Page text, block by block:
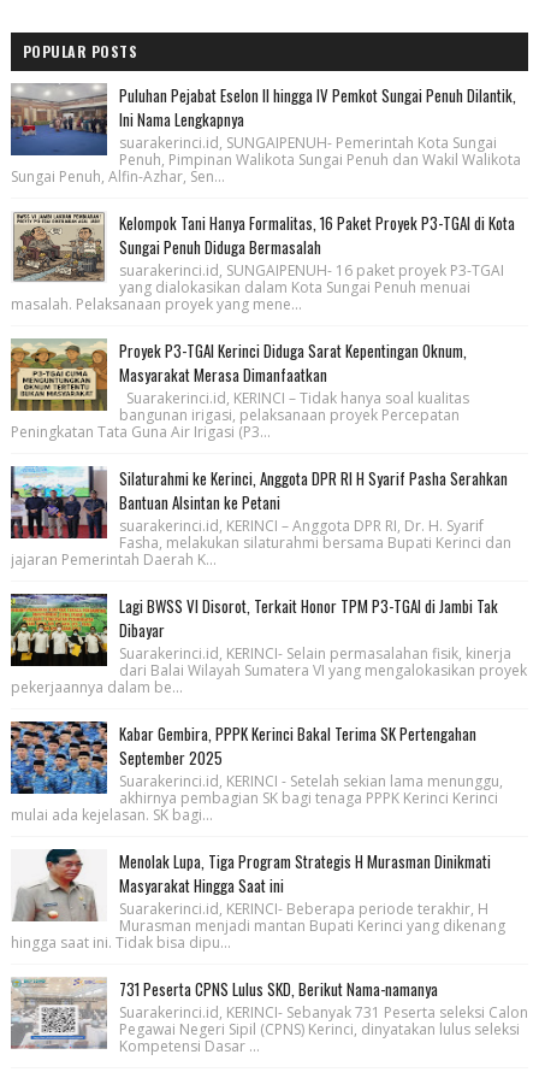
POPULAR POSTS
Puluhan Pejabat Eselon II hingga IV Pemkot Sungai Penuh Dilantik,
Ini Nama Lengkapnya
suarakerinci.id, SUNGAIPENUH- Pemerintah Kota Sungai
Penuh, Pimpinan Walikota Sungai Penuh dan Wakil Walikota
Sungai Penuh, Alfin-Azhar, Sen...
Kelompok Tani Hanya Formalitas, 16 Paket Proyek P3-TGAI di Kota
Sungai Penuh Diduga Bermasalah
suarakerinci.id, SUNGAIPENUH- 16 paket proyek P3-TGAI
yang dialokasikan dalam Kota Sungai Penuh menuai
masalah. Pelaksanaan proyek yang mene...
Proyek P3-TGAI Kerinci Diduga Sarat Kepentingan Oknum,
Masyarakat Merasa Dimanfaatkan
Suarakerinci.id, KERINCI – Tidak hanya soal kualitas
bangunan irigasi, pelaksanaan proyek Percepatan
Peningkatan Tata Guna Air Irigasi (P3...
Silaturahmi ke Kerinci, Anggota DPR RI H Syarif Pasha Serahkan
Bantuan Alsintan ke Petani
suarakerinci.id, KERINCI – Anggota DPR RI, Dr. H. Syarif
Fasha, melakukan silaturahmi bersama Bupati Kerinci dan
jajaran Pemerintah Daerah K...
Lagi BWSS VI Disorot, Terkait Honor TPM P3-TGAI di Jambi Tak
Dibayar
Suarakerinci.id, KERINCI- Selain permasalahan fisik, kinerja
dari Balai Wilayah Sumatera VI yang mengalokasikan proyek
pekerjaannya dalam be...
Kabar Gembira, PPPK Kerinci Bakal Terima SK Pertengahan
September 2025
Suarakerinci.id, KERINCI - Setelah sekian lama menunggu,
akhirnya pembagian SK bagi tenaga PPPK Kerinci Kerinci
mulai ada kejelasan. SK bagi...
Menolak Lupa, Tiga Program Strategis H Murasman Dinikmati
Masyarakat Hingga Saat ini
Suarakerinci.id, KERINCI- Beberapa periode terakhir, H
Murasman menjadi mantan Bupati Kerinci yang dikenang
hingga saat ini. Tidak bisa dipu...
731 Peserta CPNS Lulus SKD, Berikut Nama-namanya
Suarakerinci.id, KERINCI- Sebanyak 731 Peserta seleksi Calon
Pegawai Negeri Sipil (CPNS) Kerinci, dinyatakan lulus seleksi
Kompetensi Dasar ...